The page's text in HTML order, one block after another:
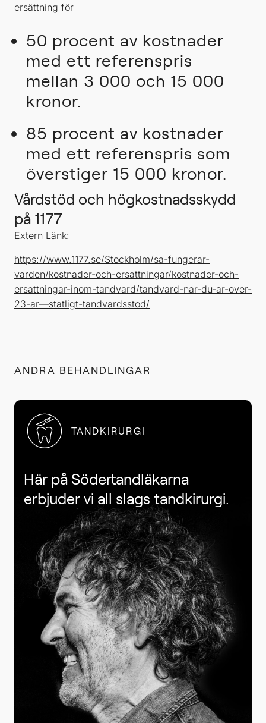
ersättning för
50 procent av kostnader
med ett referenspris
mellan 3 000 och 15 000
kronor.
85 procent av kostnader
med ett referenspris som
överstiger 15 000 kronor.
Vårdstöd och högkostnadsskydd
på 1177
Extern Länk:
https://www.1177.se/Stockholm/sa-fungerar-
varden/kostnader-och-ersattningar/kostnader-och-
ersattningar-inom-tandvard/tandvard-nar-du-ar-over-
23-ar—statligt-tandvardsstod/
ANDRA BEHANDLINGAR
TANDKIRURGI
Här på Södertandläkarna
erbjuder vi all slags tandkirurgi.